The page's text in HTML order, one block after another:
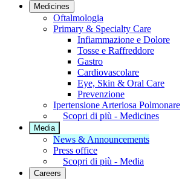
Medicines
Oftalmologia
Primary & Specialty Care
Infiammazione e Dolore
Tosse e Raffreddore
Gastro
Cardiovascolare
Eye, Skin & Oral Care
Prevenzione
Ipertensione Arteriosa Polmonare
Scopri di più - Medicines
Media
News & Announcements
Press office
Scopri di più - Media
Careers